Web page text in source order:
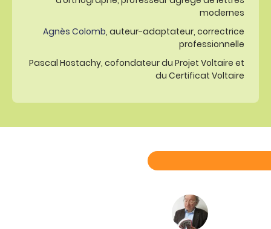
modernes
Agnès Colomb, auteur-adaptateur, correctrice
professionnelle
Pascal Hostachy, cofondateur du Projet Voltaire et
du Certificat Voltaire